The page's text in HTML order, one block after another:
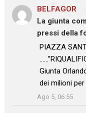
BELFAGOR
La giunta
pressi della
: “
PIAZZA
Giunta
dei milioni per
”
Ago 5, 06:55